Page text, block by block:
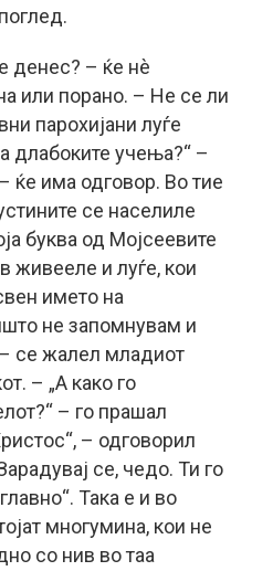
денес? – ќе нè
или порано. – Не се ли
парохијани луѓе
длабоките учења?“ –
ќе има одговор. Во тие
се населиле
буква од Мојсеевите
живееле и луѓе, кои
името на
не запомнувам и
се жалел младиот
– „А како го
– го прашал
– одговорил
се, чедо. Ти го
Така е и во
многумина, кои не
со нив во таа